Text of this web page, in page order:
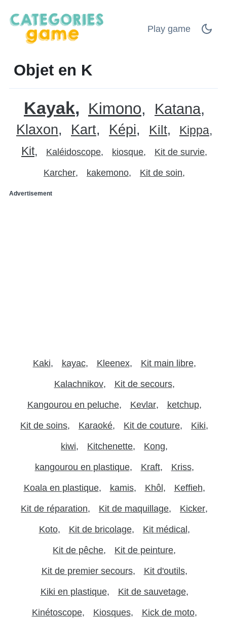
Play game
Objet en K
Kayak Kimono Katana
Klaxon Kart Képi Kilt
Kippa
Kit
Kaléidoscope kiosque Kit de survie
Karcher kakemono Kit de soin
Advertisement
Kaki kayac Kleenex Kit main libre
Kalachnikov Kit de secours
Kangourou en peluche Kevlar ketchup
Kit de soins Karaoké Kit de couture Kiki
kiwi Kitchenette Kong
kangourou en plastique Kraft Kriss
Koala en plastique kamis Khôl Keffieh
Kit de réparation Kit de maquillage Kicker
Koto Kit de bricolage Kit médical
Kit de pêche Kit de peinture
Kit de premier secours Kit d'outils
Kiki en plastique Kit de sauvetage
Kinétoscope Kiosques Kick de moto